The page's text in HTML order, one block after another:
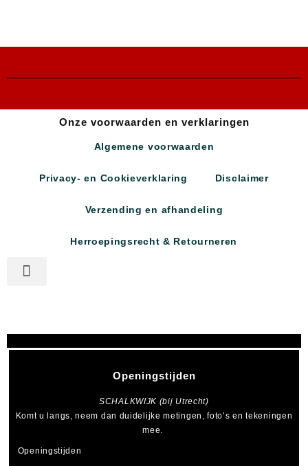
Onze voorwaarden en verklaringen
Algemene voorwaarden
Privacy- en Cookieverklaring Disclaimer
Verzending en afhandeling
Herroepingsrecht & Retourneren
Openingstijden
SCHALKWIJK (bij Utrecht)
Komt u langs, neem dan duidelijke metingen, foto’s en tekeningen
mee.
Openingstijden